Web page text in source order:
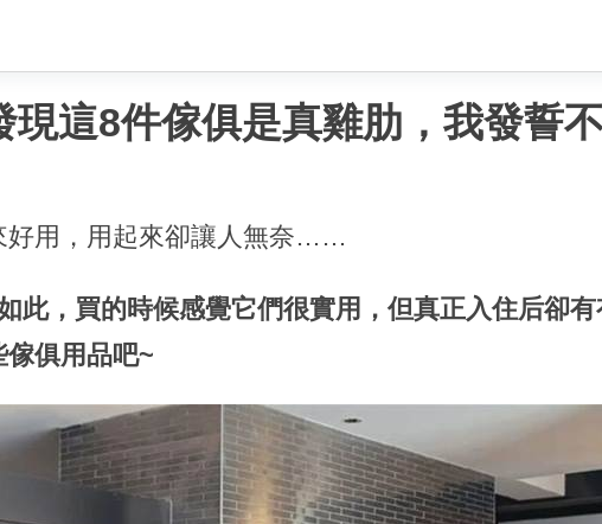
現這8件傢俱是真雞肋，我發誓
好用，用起來卻讓人無奈……
此，買的時候感覺它們很實用，但真正入住后卻
俱用品吧~